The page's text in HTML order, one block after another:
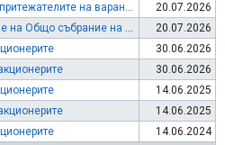
Протокол от Общо събрание на притежателите на варанти
20.07.2026
Покана и материали за свикване на Общо събрание на притежателите на варанти
20.07.2026
30.06.2026
30.06.2026
14.06.2025
14.06.2025
14.06.2024